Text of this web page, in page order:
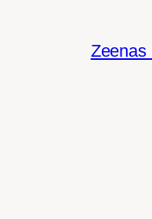
Zeenas